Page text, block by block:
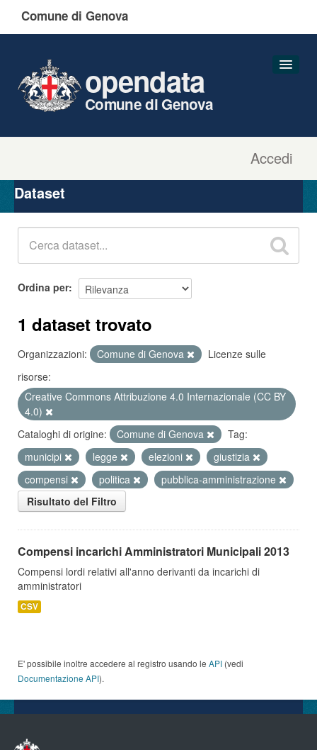
Comune di Genova
Accedi
opendata
Comune di Genova
Organizzazioni
Gruppi
Dataset
Ordina per
1 dataset trovato
Organizzazioni: Comune di Genova
Licenze sulle
risorse:
Creative Commons Attribuzione 4.0 Internazionale (CC BY
4.0)
Cataloghi di origine:
Comune di Genova
Tag:
municipi
legge elezioni
giustizia
compensi
politica
pubblica-amministrazione
Risultato del Filtro
Compensi incarichi Amministratori Municipali 2013
Compensi lordi relativi all'anno derivanti da incarichi di
amministratori
CSV
E' possibile inoltre accedere al registro usando le API (vedi
Documentazione API).